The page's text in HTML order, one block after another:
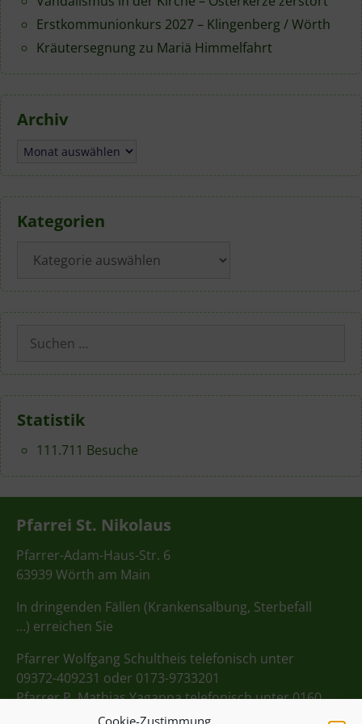
Cookie-Zustimmung
Erstkommunionkurs 2027 – Klingenberg / Wörth
Kräutersegnung zu Mariä Himmelfahrt
Archiv
Archiv
Kategorien
Suchen
nach:
Statistik
111.711 Besuche
Pfarrei St. Nikolaus
Pfarrer-Adam-Haus-Str. 6
63939 Wörth am Main
In dringenden Fällen (Krankensalbung, Sterbefall
…) erreichen Sie
Pfarrer Wolfgang Schultheis telefonisch unter
09372-409231 oder 0173-9733201
Pfarrer P. Mathias Yagappa telefonisch unter 0160